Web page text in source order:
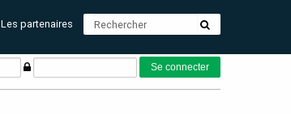
Les partenaires